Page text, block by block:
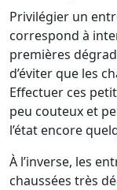
Privilégier un
correspond à
premières
d’éviter que les
Effectuer ces
peu couteux et
l’état encore
À l’inverse, les
chaussées très